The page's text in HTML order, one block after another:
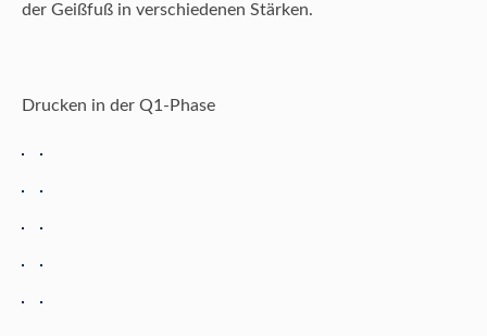
der Geißfuß in verschiedenen Stärken.
Drucken in der Q1-Phase